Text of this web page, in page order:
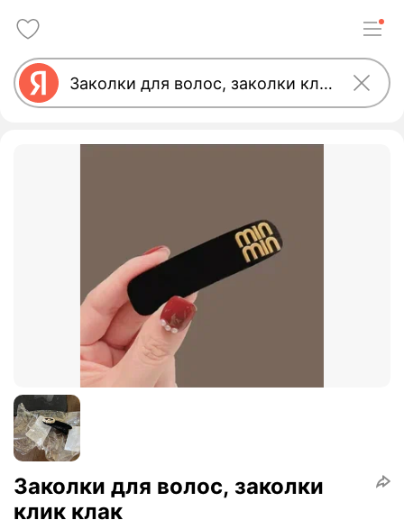
Заколки для волос, заколки
клик клак